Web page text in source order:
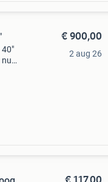
40"
€ 900,00
2 aug 26